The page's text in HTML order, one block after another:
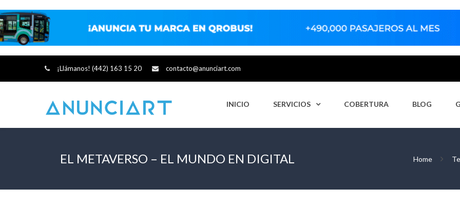
¡Llámanos! (442) 163 15 20 contacto@anunciart.com
INICIO SERVICIOS COBERTURA BLOG
EL METAVERSO – EL MUNDO EN DIGITAL Home